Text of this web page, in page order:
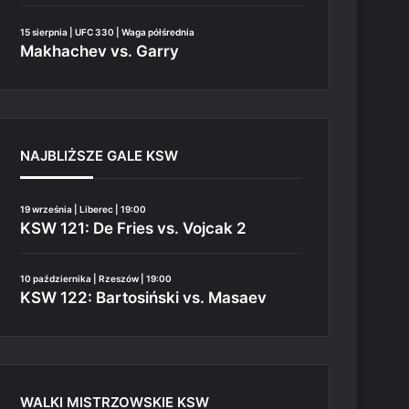
15 sierpnia | UFC 330 | Waga półśrednia
Makhachev vs. Garry
NAJBLIŻSZE GALE KSW
19 września | Liberec | 19:00
KSW 121: De Fries vs. Vojcak 2
10 października | Rzeszów | 19:00
KSW 122: Bartosiński vs. Masaev
WALKI MISTRZOWSKIE KSW